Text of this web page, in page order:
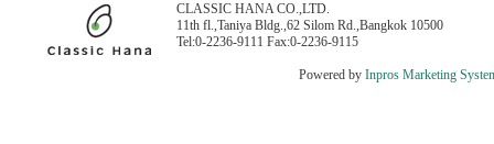
CLASSIC HANA CO.,LTD.
11th fl.,Taniya Bldg.,62 Silom Rd.,Bangkok 10500
Tel:0-2236-9111 Fax:0-2236-9115
Powered by Inpros Marketing